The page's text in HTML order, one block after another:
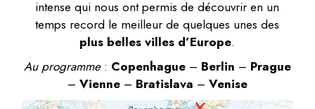
intense qui nous ont permis de découvrir en un
temps record le meilleur de quelques unes des
plus belles villes d’Europe.
Au programme: Copenhague– Berlin – Prague
– Vienne– Bratislava – Venise